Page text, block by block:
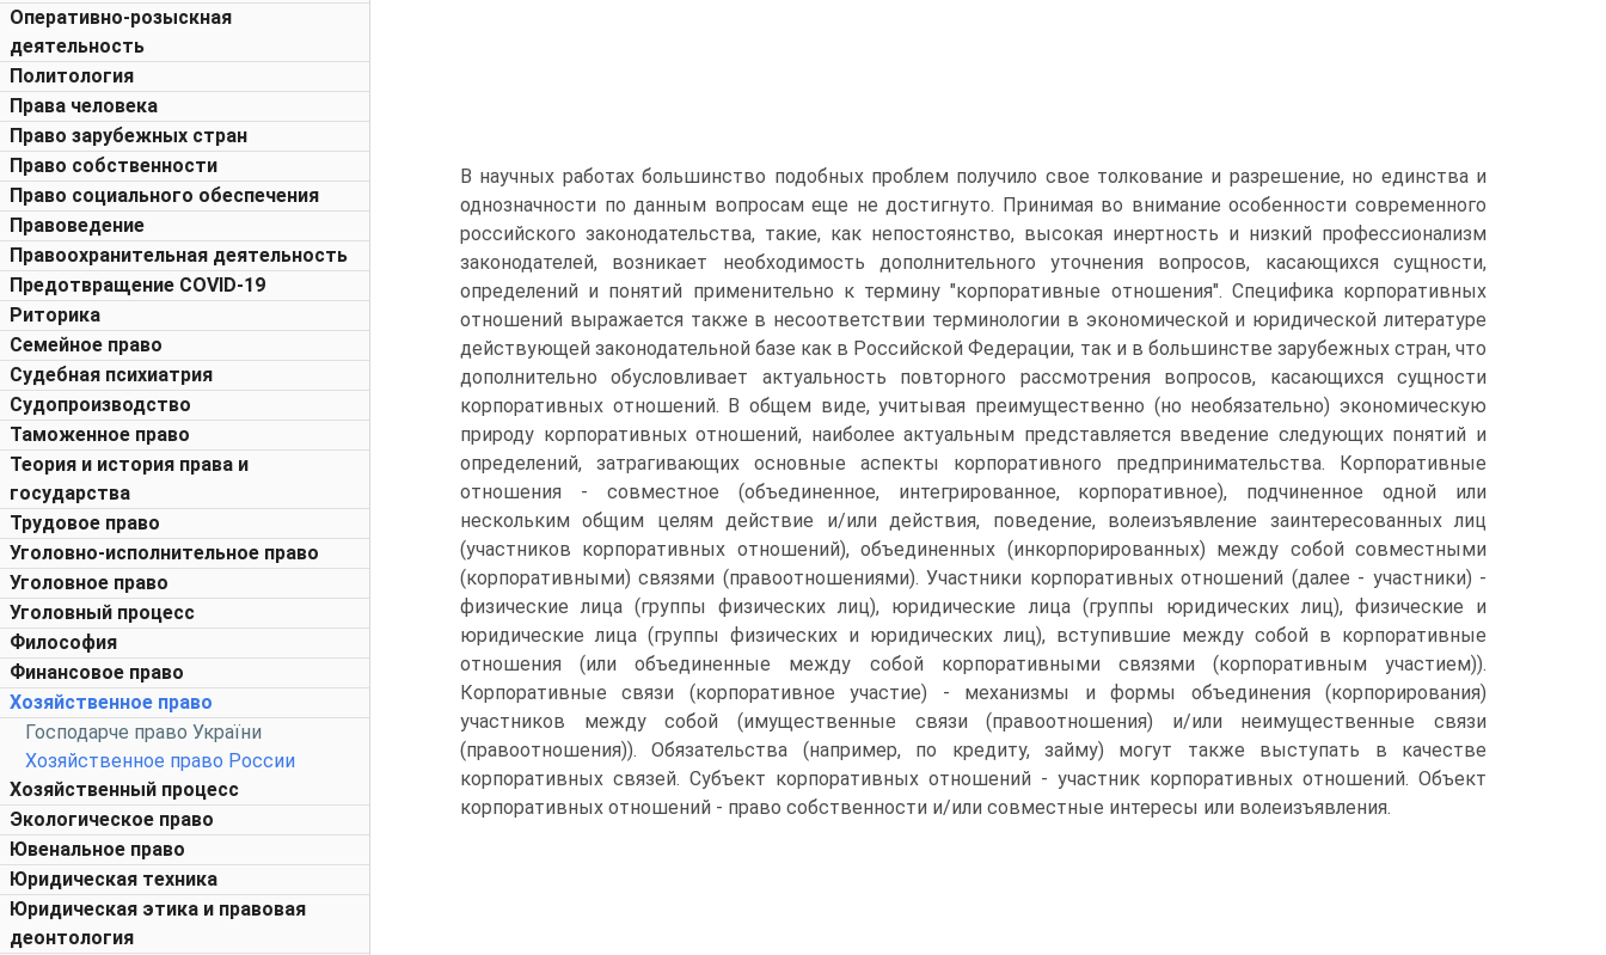
Оперативно-розыскная
деятельность
Политология
Права человека
Право зарубежных стран
Право собственности
Право социального обеспечения
Правоведение
Правоохранительная деятельность
Предотвращение COVID-19
Риторика
Семейное право
Судебная психиатрия
Судопроизводство
Таможенное право
Теория и история права и
государства
Трудовое право
Уголовно-исполнительное право
Уголовное право
Уголовный процесс
Философия
Финансовое право
Хозяйственное право
Господарче право України
Хозяйственное право России
Хозяйственный процесс
Экологическое право
Ювенальное право
Юридическая техника
Юридическая этика и правовая
деонтология
В научных работах большинство подобных проблем получило свое толкование и разрешение, но единства и
однозначности по данным вопросам еще не достигнуто. Принимая во внимание особенности современного
российского законодательства, такие, как непостоянство, высокая инертность и низкий профессионализм
законодателей, возникает необходимость дополнительного уточнения вопросов, касающихся сущности,
определений и понятий применительно к термину "корпоративные отношения". Специфика корпоративных
отношений выражается также в несоответствии терминологии в экономической и юридической литературе
действующей законодательной базе как в Российской Федерации, так и в большинстве зарубежных стран, что
дополнительно обусловливает актуальность повторного рассмотрения вопросов, касающихся сущности
корпоративных отношений. В общем виде, учитывая преимущественно (но необязательно) экономическую
природу корпоративных отношений, наиболее актуальным представляется введение следующих понятий и
определений, затрагивающих основные аспекты корпоративного предпринимательства. Корпоративные
отношения - совместное (объединенное, интегрированное, корпоративное), подчиненное одной или
нескольким общим целям действие и/или действия, поведение, волеизъявление заинтересованных лиц
(участников корпоративных отношений), объединенных (инкорпорированных) между собой совместными
(корпоративными) связями (правоотношениями). Участники корпоративных отношений (далее - участники) -
физические лица (группы физических лиц), юридические лица (группы юридических лиц), физические и
юридические лица (группы физических и юридических лиц), вступившие между собой в корпоративные
отношения (или объединенные между собой корпоративными связями (корпоративным участием)).
Корпоративные связи (корпоративное участие) - механизмы и формы объединения (корпорирования)
участников между собой (имущественные связи (правоотношения) и/или неимущественные связи
(правоотношения)). Обязательства (например, по кредиту, займу) могут также выступать в качестве
корпоративных связей. Субъект корпоративных отношений - участник корпоративных отношений. Объект
корпоративных отношений - право собственности и/или совместные интересы или волеизъявления.